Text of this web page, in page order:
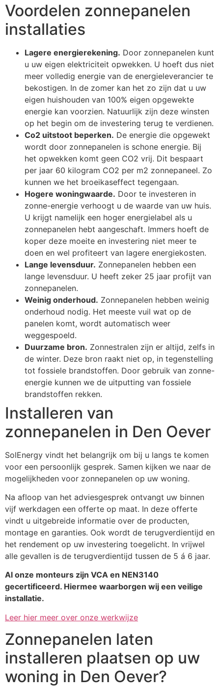
Voordelen zonnepanelen
installaties
Lagere energierekening. Door zonnepanelen kunt
u uw eigen elektriciteit opwekken. U hoeft dus niet
meer volledig energie van de energieleverancier te
bekostigen. In de zomer kan het zo zijn dat u uw
eigen huishouden van 100% eigen opgewekte
energie kan voorzien. Natuurlijk zijn deze winsten
op het begin om de investering terug te verdienen.
Co2 uitstoot beperken. De energie die opgewekt
wordt door zonnepanelen is schone energie. Bij
het opwekken komt geen CO2 vrij. Dit bespaart
per jaar 60 kilogram CO2 per m2 zonnepaneel. Zo
kunnen we het broeikaseffect tegengaan.
Hogere woningwaarde. Door te investeren in
zonne-energie verhoogt u de waarde van uw huis.
U krijgt namelijk een hoger energielabel als u
zonnepanelen hebt aangeschaft. Immers hoeft de
koper deze moeite en investering niet meer te
doen en wel profiteert van lagere energiekosten.
Lange levensduur. Zonnepanelen hebben een
lange levensduur. U heeft zeker 25 jaar profijt van
zonnepanelen.
Weinig onderhoud. Zonnepanelen hebben weinig
onderhoud nodig. Het meeste vuil wat op de
panelen komt, wordt automatisch weer
weggespoeld.
Duurzame bron. Zonnestralen zijn er altijd, zelfs in
de winter. Deze bron raakt niet op, in tegenstelling
tot fossiele brandstoffen. Door gebruik van zonne-
energie kunnen we de uitputting van fossiele
brandstoffen rekken.
Installeren van
zonnepanelen in Den Oever
SolEnergy vindt het belangrijk om bij u langs te komen
voor een persoonlijk gesprek. Samen kijken we naar de
mogelijkheden voor zonnepanelen op uw woning.
Na afloop van het adviesgesprek ontvangt uw binnen
vijf werkdagen een offerte op maat. In deze offerte
vindt u uitgebreide informatie over de producten,
montage en garanties. Ook wordt de terugverdientijd en
het rendement op uw investering toegelicht. In vrijwel
alle gevallen is de terugverdientijd tussen de 5 á 6 jaar.
Al onze monteurs zijn VCA en NEN3140
gecertificeerd. Hiermee waarborgen wij een veilige
installatie.
Leer hier meer over onze werkwijze
Zonnepanelen laten
installeren plaatsen op uw
woning in Den Oever?